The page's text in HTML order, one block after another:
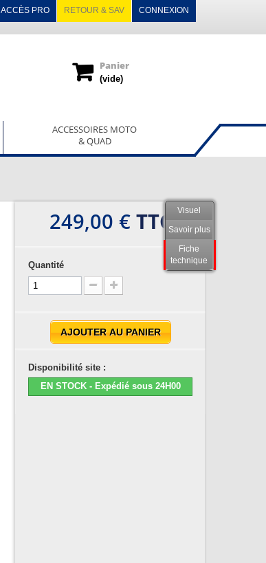
CONNEXION
RETOUR & SAV
ACCÈS PRO
Panier
(vide)
ACCESSOIRES MOTO
& QUAD
Visuel
Savoir plus
Fiche
technique
249,00 €TTC
Quantité
AJOUTER AU PANIER
Disponibilité site :
EN STOCK - Expédié sous 24H00